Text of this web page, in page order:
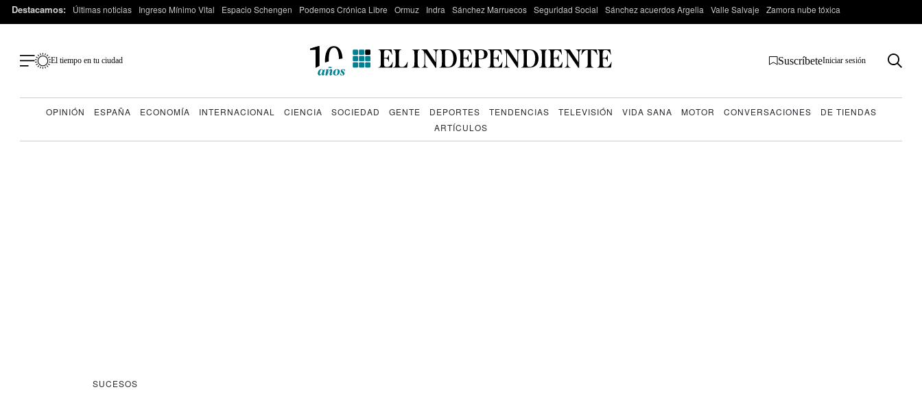
Destacamos: Últimas noticias Ingreso Mínimo Vital Espacio Schengen Podemos Crónica Libre Ormuz Indra Sánchez Marruecos Seguridad Social Sánchez acuerdos Argelia Valle Salvaje Zamora nube tóxica
El tiempo en tu ciudad SuscríbeteIniciar sesión
OPINIÓN ESPAÑA ECONOMÍA INTERNACIONAL CIENCIA SOCIEDAD GENTE DEPORTES TENDENCIAS TELEVISIÓN VIDA SANA MOTOR CONVERSACIONES
DE TIENDAS
ARTÍCULOS
SUCESOS